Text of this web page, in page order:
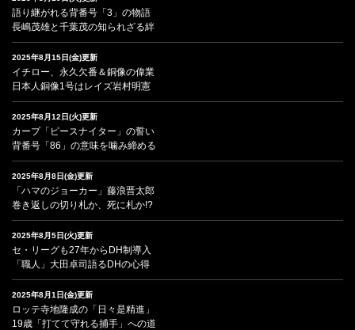
語り継がれる背番号「3」の物語
長嶋茂雄と千葉茂の知られざる絆
2025年8月15日(金)更新
イチロー、永久欠番＆銅像の偉業
日本人銅像1号はレイズ岩村明憲
2025年8月12日(火)更新
カープ「ピースナイター」の誓い
背番号「86」の意味を噛み締める
2025年8月8日(金)更新
「ハマのジョーカー」藤浪晋太郎
巻き返しの切り札か、死に札か!?
2025年8月5日(火)更新
セ・リーグも27年からDH制導入
「職人」大田卓司語るDHの心得
2025年8月1日(金)更新
ロッテ寺地隆成の「日々是精進」
19歳「打てて守れる捕手」への道